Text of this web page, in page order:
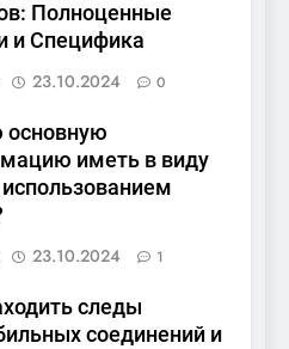
Полноценные
и Специфика
23.10.2024 0
основную
иметь в виду
23.10.2024 1
следы
соединений и